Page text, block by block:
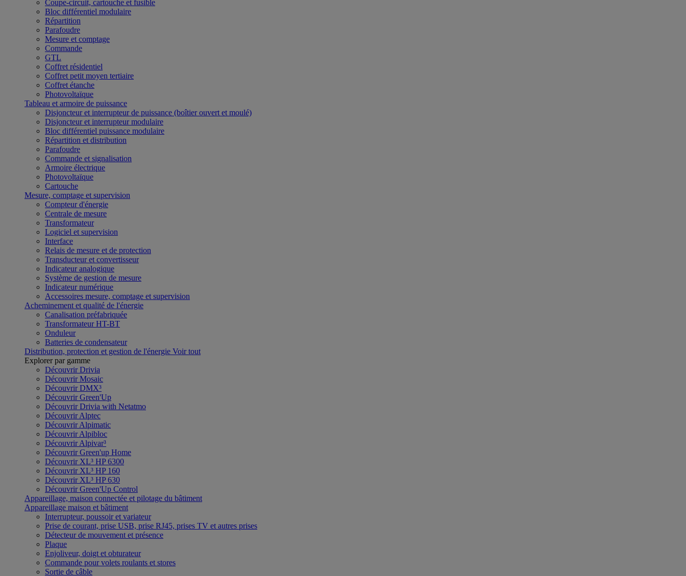
Coupe-circuit, cartouche et fusible
Bloc différentiel modulaire
Répartition
Parafoudre
Mesure et comptage
Commande
GTL
Coffret résidentiel
Coffret petit moyen tertiaire
Coffret étanche
Photovoltaïque
Tableau et armoire de puissance
Disjoncteur et interrupteur de puissance (boîtier ouvert et moulé)
Disjoncteur et interrupteur modulaire
Bloc différentiel puissance modulaire
Répartition et distribution
Parafoudre
Commande et signalisation
Armoire électrique
Photovoltaïque
Cartouche
Mesure, comptage et supervision
Compteur d'énergie
Centrale de mesure
Transformateur
Logiciel et supervision
Interface
Relais de mesure et de protection
Transducteur et convertisseur
Indicateur analogique
Système de gestion de mesure
Indicateur numérique
Accessoires mesure, comptage et supervision
Acheminement et qualité de l'énergie
Canalisation préfabriquée
Transformateur HT-BT
Onduleur
Batteries de condensateur
Distribution, protection et gestion de l'énergie Voir tout
Explorer par gamme
Découvrir Drivia
Découvrir Mosaic
Découvrir DMX³
Découvrir Green'Up
Découvrir Drivia with Netatmo
Découvrir Alptec
Découvrir Alpimatic
Découvrir Alpibloc
Découvrir Alpivar³
Découvrir Green'up Home
Découvrir XL³ HP 6300
Découvrir XL³ HP 160
Découvrir XL³ HP 630
Découvrir Green'Up Control
Appareillage, maison connectée et pilotage du bâtiment
Appareillage maison et bâtiment
Interrupteur, poussoir et variateur
Prise de courant, prise USB, prise RJ45, prises TV et autres prises
Détecteur de mouvement et présence
Plaque
Enjoliveur, doigt et obturateur
Commande pour volets roulants et stores
Sortie de câble